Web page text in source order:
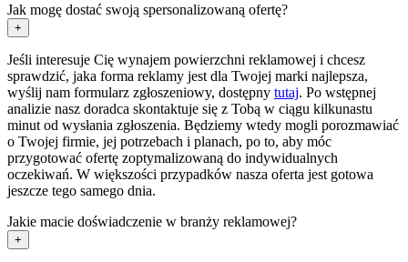
Jak mogę dostać swoją spersonalizowaną ofertę?
+
Jeśli interesuje Cię wynajem powierzchni reklamowej i chcesz
sprawdzić, jaka forma reklamy jest dla Twojej marki najlepsza,
wyślij nam formularz zgłoszeniowy, dostępny tutaj. Po wstępnej
analizie nasz doradca skontaktuje się z Tobą w ciągu kilkunastu
minut od wysłania zgłoszenia. Będziemy wtedy mogli porozmawiać
o Twojej firmie, jej potrzebach i planach, po to, aby móc
przygotować ofertę zoptymalizowaną do indywidualnych
oczekiwań. W większości przypadków nasza oferta jest gotowa
jeszcze tego samego dnia.
Jakie macie doświadczenie w branży reklamowej?
+